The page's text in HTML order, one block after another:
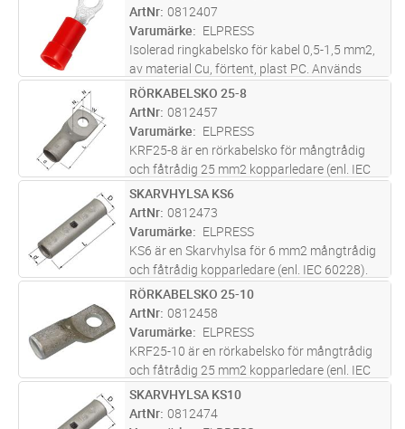
UL-godkänd. Material; 99,95% Cu / förtent
(Cu/Sn). Rekommenderat verkty
ArtNr 0812407
Varumärke
ELPRESS
Isolerad ringkabelsko för kabel 0,5-1,5 mm2,
av material Cu, förtent, plast PC. Används
med certifierade verktyget GSA0760
FP Lägg i kundvagn
RÖRKABELSKO 25-8
ArtNr 0812457
Varumärke
ELPRESS
KRF25-8 är en rörkabelsko för mångtrådig
och fåtrådig 25 mm2 kopparledare (enl. IEC
60228) med ett M8 hål i plattan. KRF25-8 är
UL-godkänd. Material; 99,95% Cu / förtent
(Cu/Sn). Rekommenderat verkty
FP Lägg i kundvagn
SKARVHYLSA KS6
ArtNr 0812473
Varumärke
ELPRESS
KS6 är en Skarvhylsa för 6 mm2 mångtrådig
och fåtrådig kopparledare (enl. IEC 60228).
KS6 är tillverkat med ett inspektionshåll och
inv kabelstopp. Rekommenderat verktyg;
GWB4099, ES2258 (99,95% Cu /
FP Lägg i kundvagn
RÖRKABELSKO 25-10
ArtNr 0812458
Varumärke
ELPRESS
KRF25-10 är en rörkabelsko för mångtrådig
och fåtrådig 25 mm2 kopparledare (enl. IEC
60228) med ett M10 hål i plattan. KRF25-10
är UL-godkänd. Material; 99,95% Cu / förtent
FP Lägg i kundvagn
SKARVHYLSA KS10
ArtNr 0812474